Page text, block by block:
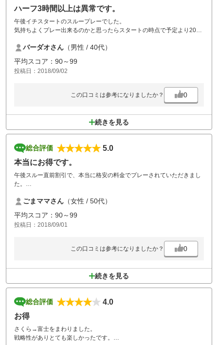
ハーフ3時間以上は異常です。
午後イチスタートのスループレーでした。
気持ちよくプレー出来るのかと思ったらスタートの時点で予定より20分
いてサポートはしていましたが結果ハーフで3時間以上かかりました。
残りのハーフは原因になっていた組が上がったおかげでサクサクて結果
2時間程度で回れました。
コスパはいいですがリピートとなると少し考えてしまいますね。
バーダオさん （男性 / 40代）
平均スコア：90～99
投稿日：2018/09/02
この口コミは参考になりましたか？ 0
続きを見る
総合評価
5.0
本当にお得です。
午後スルー直前割引で、本当に格安の料金でプレーされていただきまし
た。
後スルーは、私のお気に入りです。
また是非、行きたいです。
ごまママさん （女性 / 50代）
平均スコア：90～99
投稿日：2018/09/01
この口コミは参考になりましたか？ 0
続きを見る
総合評価
4.0
お得
さくら→富士をまわりました。
戦略性がありとても楽しかったです。